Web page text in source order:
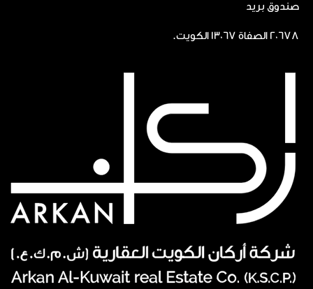
صندوق بريد